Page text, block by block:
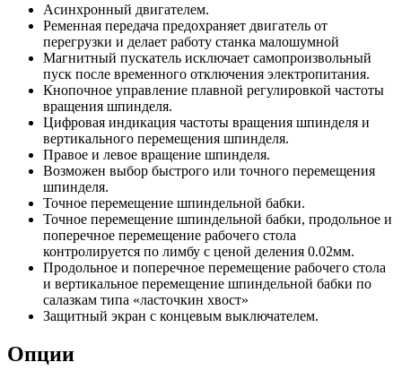
Асинхронный двигателем.
Ременная передача предохраняет двигатель от
перегрузки и делает работу станка малошумной
Магнитный пускатель исключает самопроизвольный
пуск после временного отключения электропитания.
Кнопочное управление плавной регулировкой частоты
вращения шпинделя.
Цифровая индикация частоты вращения шпинделя и
вертикального перемещения шпинделя.
Правое и левое вращение шпинделя.
Возможен выбор быстрого или точного перемещения
шпинделя.
Точное перемещение шпиндельной бабки.
Точное перемещение шпиндельной бабки, продольное и
поперечное перемещение рабочего стола
контролируется по лимбу с ценой деления 0.02мм.
Продольное и поперечное перемещение рабочего стола
и вертикальное перемещение шпиндельной бабки по
салазкам типа «ласточкин хвост»
Защитный экран с концевым выключателем.
Опции